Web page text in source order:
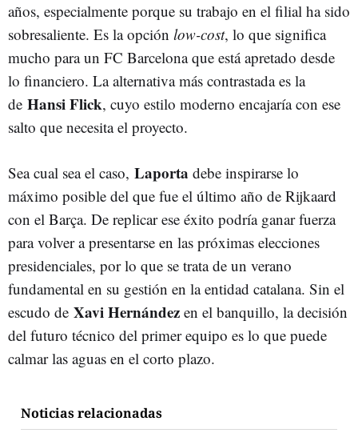
años, especialmente porque su trabajo en el filial ha sido
sobresaliente. Es la opción low-cost, lo que significa
mucho para un FC Barcelona que está apretado desde
lo financiero. La alternativa más contrastada es la
de Hansi Flick, cuyo estilo moderno encajaría con ese
salto que necesita el proyecto.
Sea cual sea el caso, Laporta debe inspirarse lo
máximo posible del que fue el último año de Rijkaard
con el Barça. De replicar ese éxito podría ganar fuerza
para volver a presentarse en las próximas elecciones
presidenciales, por lo que se trata de un verano
fundamental en su gestión en la entidad catalana. Sin el
escudo de Xavi Hernández en el banquillo, la decisión
del futuro técnico del primer equipo es lo que puede
calmar las aguas en el corto plazo.
Noticias relacionadas